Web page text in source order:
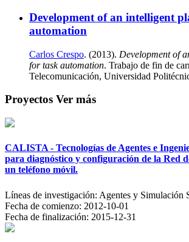
Development of an intelligent
automation
Carlos Crespo. (2013). Development of
for task automation. Trabajo de fin de
Telecomunicación, Universidad
Proyectos Ver más
CALISTA - Tecnologías de Agentes e
para diagnóstico y configuración de la Red
un teléfono móvil.
Líneas de investigación: Agentes y Simulación
Fecha de comienzo: 2012-10-01
Fecha de finalización: 2015-12-31